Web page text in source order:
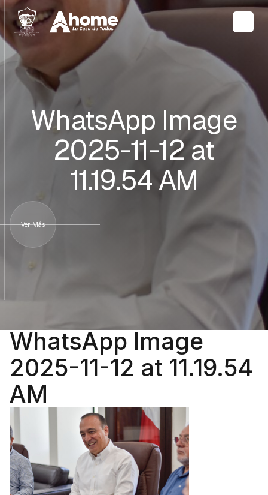
WhatsApp Image
2025-11-12 at
11.19.54 AM
Ver Más
WhatsApp Image
2025-11-12 at 11.19.54
AM